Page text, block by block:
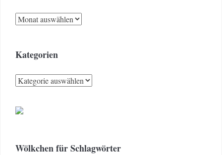
Archiv
Kategorien
Kategorien
Wölkchen für Schlagwörter